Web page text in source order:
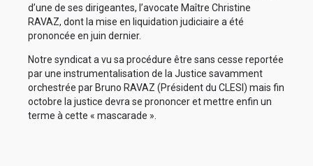
d’une de ses dirigeantes, l’avocate Maître Christine
RAVAZ, dont la mise en liquidation judiciaire a été
prononcée en juin dernier.
Notre syndicat a vu sa procédure être sans cesse reportée
par une instrumentalisation de la Justice savamment
orchestrée par Bruno RAVAZ (Président du CLESI) mais fin
octobre la justice devra se prononcer et mettre enfin un
terme à cette « mascarade ».